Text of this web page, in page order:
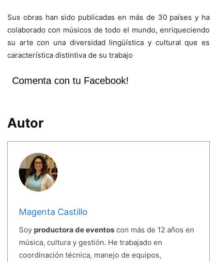
Sus obras han sido publicadas en más de 30 países y ha
colaborado con músicos de todo el mundo, enriqueciendo
su arte con una diversidad lingüística y cultural que es
característica distintiva de su trabajo
Comenta con tu Facebook!
Autor
Magenta Castillo
Soy productora de eventoscon más de 12 años en
música, cultura y gestión. He trabajado en
coordinación técnica, manejo de equipos,